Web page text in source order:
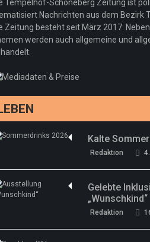
Tempelhof-Schöneberg Zeitung ist
Nachrichten aus dem Bezirk
Zeitung besteht seit März 2017.
werden auch allgemeine und
Kalte
Redaktion
Gelebte
„Wunschkind“
Redaktion